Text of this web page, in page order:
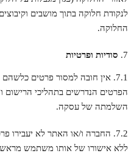
לנקודת חלוקה בתוך מושבים
החלוקה.
סודיות ופרטיות
7.1. אין חובה למסור פרטים
הפרטים הנדרשים בתהליכי
השלמתה של עסקה.
7.2. החברה ו/או האתר לא
ללא אישורו של אותו משתמש מראש